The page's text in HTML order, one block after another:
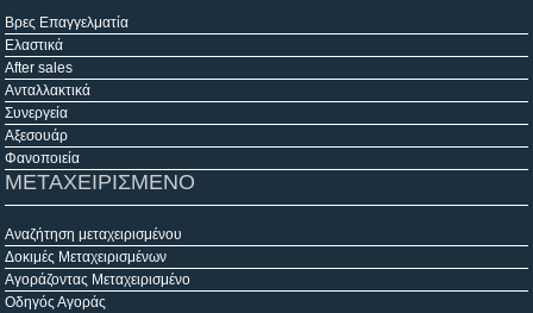
Βρες Επαγγελματία
Ελαστικά
After sales
Ανταλλακτικά
Συνεργεία
Αξεσουάρ
Φανοποιεία
ΜΕΤΑΧΕΙΡΙΣΜΕΝΟ
Αναζήτηση μεταχειρισμένου
Δοκιμές Μεταχειρισμένων
Αγοράζοντας Μεταχειρισμένο
Οδηγός Αγοράς